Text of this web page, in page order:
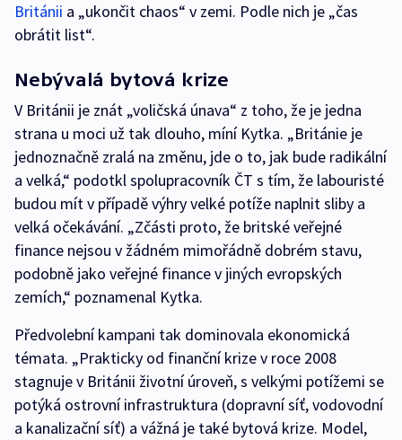
Británii a „ukončit chaos“ v zemi. Podle nich je „čas
obrátit list“.
Nebývalá bytová krize
V Británii je znát „voličská únava“ z toho, že je jedna
strana u moci už tak dlouho, míní Kytka. „Británie je
jednoznačně zralá na změnu, jde o to, jak bude radikální
a velká,“ podotkl spolupracovník ČT s tím, že labouristé
budou mít v případě výhry velké potíže naplnit sliby a
velká očekávání. „Zčásti proto, že britské veřejné
finance nejsou v žádném mimořádně dobrém stavu,
podobně jako veřejné finance v jiných evropských
zemích,“ poznamenal Kytka.
Předvolební kampani tak dominovala ekonomická
témata. „Prakticky od finanční krize v roce 2008
stagnuje v Británii životní úroveň, s velkými potížemi se
potýká ostrovní infrastruktura (dopravní síť, vodovodní
a kanalizační síť) a vážná je také bytová krize. Model,